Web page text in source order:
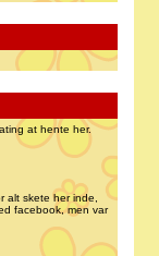
at hente her.
alt skete her inde,
facebook, men var